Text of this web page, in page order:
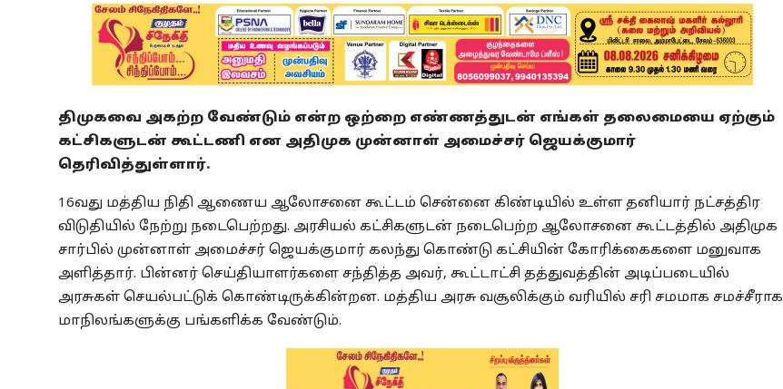
திமுகவை அகற்ற வேண்டும் என்ற ஒற்றை எண்ணத்துடன் எங்கள் தலைமையை ஏற்கும்
கட்சிகளுடன் கூட்டணி என அதிமுக முன்னாள் அமைச்சர் ஜெயக்குமார்
தெரிவித்துள்ளார்.
16வது மத்திய நிதி ஆணைய ஆலோசனை கூட்டம் சென்னை கிண்டியில் உள்ள தனியார் நட்சத்திர
விடுதியில் நேற்று நடைபெற்றது. அரசியல் கட்சிகளுடன் நடைபெற்ற ஆலோசனை கூட்டத்தில் அதிமுக
சார்பில் முன்னாள் அமைச்சர் ஜெயக்குமார் கலந்து கொண்டு கட்சியின் கோரிக்கைகளை மனுவாக
அளித்தார். பின்னர் செய்தியாளர்களை சந்தித்த அவர், கூட்டாட்சி தத்துவத்தின் அடிப்படையில்
அரசுகள் செயல்பட்டுக் கொண்டிருக்கின்றன. மத்திய அரசு வசூலிக்கும் வரியில் சரி சமமாக சமச்சீராக
மாநிலங்களுக்கு பங்களிக்க வேண்டும்.